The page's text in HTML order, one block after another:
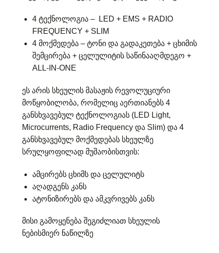
4 ტექნოლოგია – LED + EMS + RADIO
FREQUENCY + SLIM
4 მოქმედება – ტონი და გადაკეთება + ცხიმის
შემცირება + ცელულიტის საწინააღმდეგო +
ALL-IN-ONE
ეს არის სხეულის მასაჟის რევოლუციური
მოწყობილობა, რომელიც აერთიანებს 4
განსხვავებულ ტექნოლოგიას (LED Light,
Microcurrents, Radio Frequency და Slim) და 4
განსხვავებულ მოქმედებას სხეულზე
სრულყოფილად მუშაობისთვის:
ამცირებს ცხიმს და ცელულიტს
აღადგენს კანს
ატონიზირებს და ამკვრივებს კანს
მისი გამოყენება შეგიძლიათ სხეულის
ნებისმიერ ნაწილზე